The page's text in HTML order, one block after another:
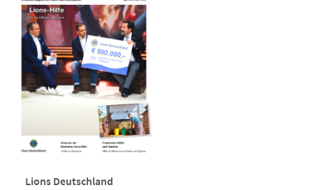
Lions Deutschland